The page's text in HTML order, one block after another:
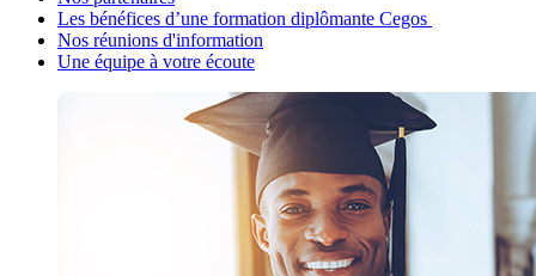
Les bénéfices d’une formation diplômante Cegos
Nos réunions d'information
Une équipe à votre écoute